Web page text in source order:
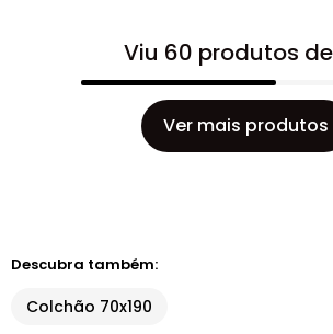
Viu 60 produtos de
Ver mais produtos
Descubra também:
Colchão 70x190